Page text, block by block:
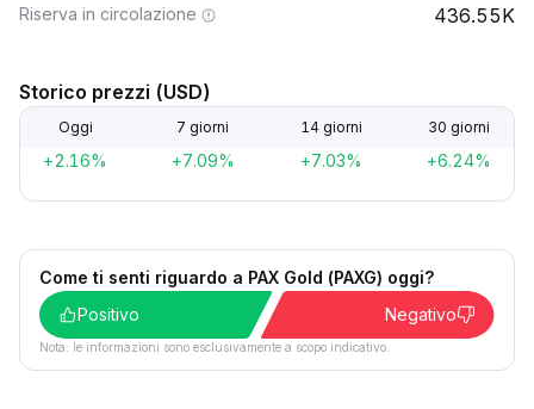
Riserva in circolazione 436.55K
Storico prezzi (USD)
Oggi 7 giorni 14 giorni 30 giorni
+2.16% +7.09% +7.03% +6.24%
Come ti senti riguardo a PAX Gold (PAXG) oggi?
Positivo
Negativo
Nota: le informazioni sono esclusivamente a scopo indicativo.